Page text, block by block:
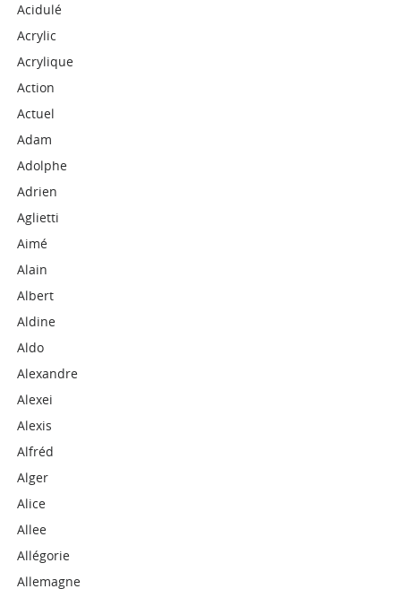
Acidulé
Acrylic
Acrylique
Action
Actuel
Adam
Adolphe
Adrien
Aglietti
Aimé
Alain
Albert
Aldine
Aldo
Alexandre
Alexei
Alexis
Alfréd
Alger
Alice
Allee
Allégorie
Allemagne